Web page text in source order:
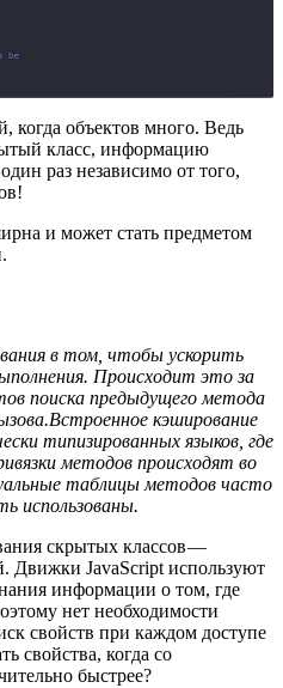
когда объектов много. Ведь
класс, информацию
раз независимо от того,
и может стать предметом
в том, чтобы ускорить
Происходит это за
поиска предыдущего метода
кэширование
типизированных языков, где
методов происходят во
таблицы методов часто
использованы.
скрытых классов —
Движки JavaScript используют
информации о том, где
нет необходимости
свойств при каждом доступе
свойства, когда со
быстрее?